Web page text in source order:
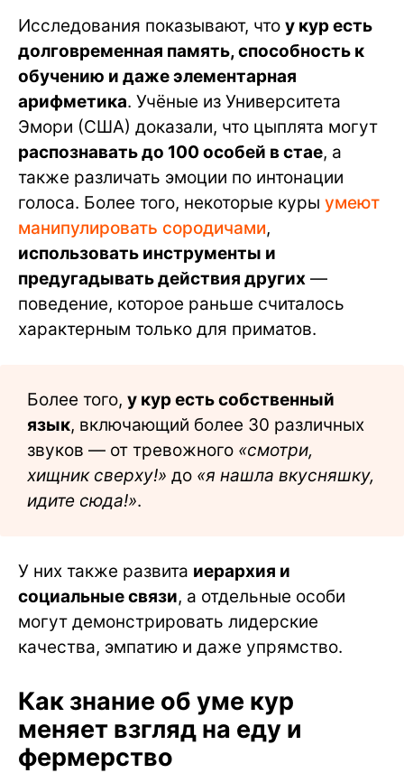
Исследования показывают, что у кур есть
долговременная память, способность к
обучению и даже элементарная
арифметика. Учёные из Университета
Эмори (США) доказали, что цыплята могут
распознавать до 100 особей в стае, а
также различать эмоции по интонации
голоса. Более того, некоторые куры умеют
манипулировать сородичами,
использовать инструменты и
предугадывать действия других —
поведение, которое раньше считалось
характерным только для приматов.
Более того, у кур есть собственный
язык, включающий более 30 различных
звуков — от тревожного «смотри,
хищник сверху!» до «я нашла вкусняшку,
идите сюда!».
У них также развита иерархия и
социальные связи, а отдельные особи
могут демонстрировать лидерские
качества, эмпатию и даже упрямство.
Как знание об уме кур
меняет взгляд на еду и
фермерство